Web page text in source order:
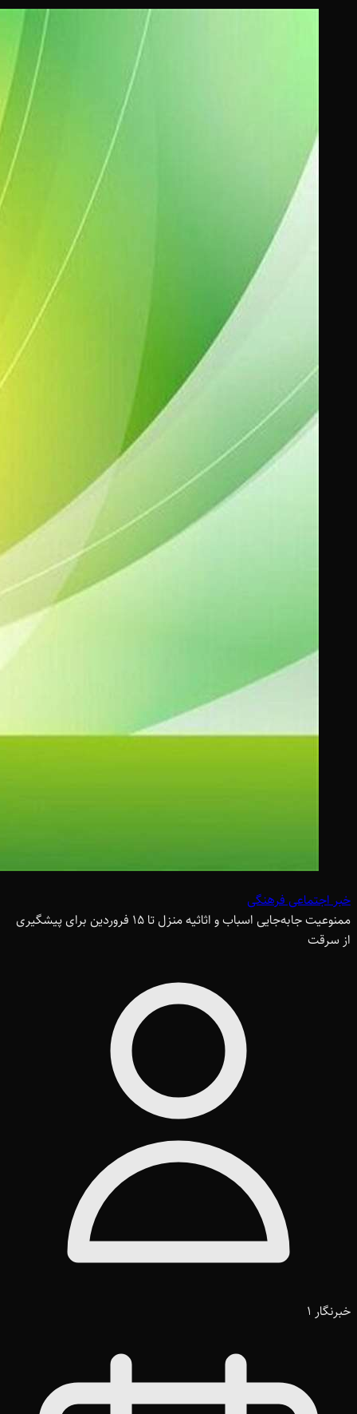
خبر اجتماعی فرهنگی
ممنوعیت جابه‌جایی اسباب و اثاثیه منزل تا 15 فروردین برای پیشگیری
از سرقت
خبرنگار 1